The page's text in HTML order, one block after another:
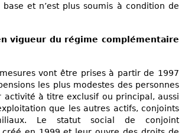
et n’est plus soumis à condition de
vigueur du régime complémentaire
vont être prises à partir de 1997
les plus modestes des personnes
activité à titre exclusif ou principal, aussi
que les autres actifs, conjoints
Le statut social de conjoint